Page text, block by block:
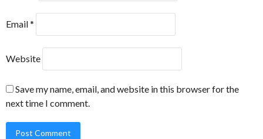
Email*
Website
Save my name, email, and website in this browser for the
next time I comment.